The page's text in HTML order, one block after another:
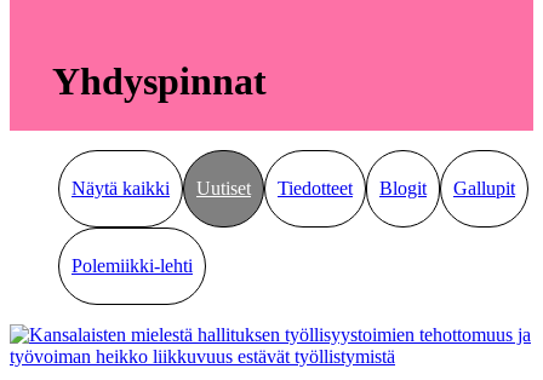
Yhdyspinnat
Näytä kaikki Uutiset Tiedotteet Blogit Gallupit
Polemiikki-lehti